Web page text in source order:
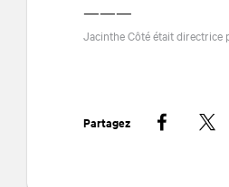
———
Jacinthe Côté était directrice
Partagez